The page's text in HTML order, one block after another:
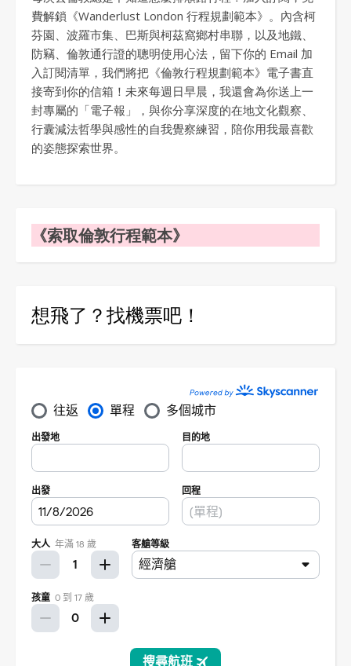
費解鎖《Wanderlust London 行程規劃範本》。內含柯
芬園、波羅市集、巴斯與柯茲窩鄉村串聯，以及地鐵、
防竊、倫敦通行證的聰明使用心法，留下你的 Email 加
入訂閱清單，我們將把《倫敦行程規劃範本》電子書直
接寄到你的信箱！未來每週日早晨，我還會為你送上一
封專屬的「電子報」，與你分享深度的在地文化觀察、
行囊減法哲學與感性的自我覺察練習，陪你用我最喜歡
的姿態探索世界。
《索取倫敦行程範本》
想飛了？找機票吧！